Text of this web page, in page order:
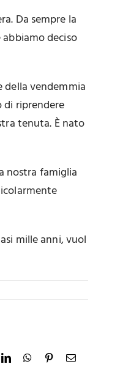
Da sempre la
deciso
vendemmia
di riprendere
tenuta. È nato
nostra famiglia
mille anni, vuol
LinkedInWhatsApp
PinterestEmail